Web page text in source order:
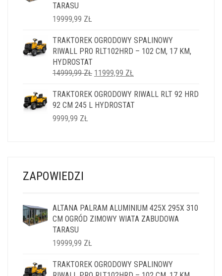
TARASU
19999,99 ZŁ
TRAKTOREK OGRODOWY SPALINOWY
RIWALL PRO RLT102HRD – 102 CM, 17 KM,
HYDROSTAT
14999,99ZŁ PIERWOTNA
WYNOSIŁA:
14999,99 ZŁ.
11999,99 ZŁ
WYNOSI:
11999,99 ZŁ.
TRAKTOREK OGRODOWY RIWALL RLT 92 HRD
92 CM 245 L HYDROSTAT
9999,99 ZŁ
ZAPOWIEDZI
ALTANA PALRAM ALUMINIUM 425X 295X 310
CM OGRÓD ZIMOWY WIATA ZABUDOWA
TARASU
19999,99 ZŁ
TRAKTOREK OGRODOWY SPALINOWY